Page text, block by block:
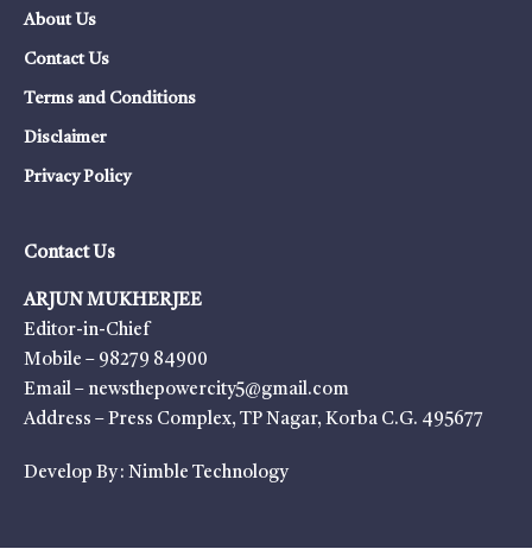
About Us
Contact Us
Terms and Conditions
Disclaimer
Privacy Policy
Contact Us
ARJUN MUKHERJEE
Editor-in-Chief
Mobile – 98279 84900
Email – newsthepowercity5@gmail.com
Address – Press Complex, TP Nagar, Korba C.G. 495677
Develop By : Nimble Technology